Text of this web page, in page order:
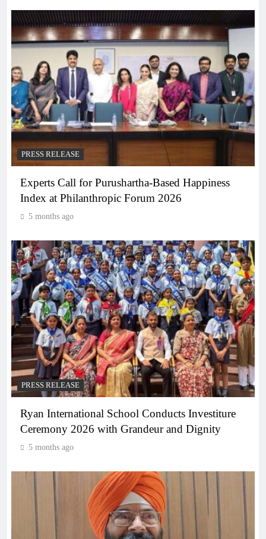
PRESS RELEASE
Experts Call for Purushartha-Based Happiness
Index at Philanthropic Forum 2026
5 months ago
PRESS RELEASE
Ryan International School Conducts Investiture
Ceremony 2026 with Grandeur and Dignity
5 months ago